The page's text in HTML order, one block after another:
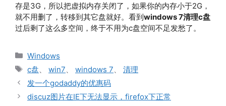
存是3G，所以把虚拟内存关闭了，如果你的内存小于2G，
就不用删了，转移到其它盘就好。看到windows 7清理c盘
过后剩了这么多空间，终于不用为c盘空间不足发愁了。
分
类
Windows
标
签
c盘 win7 windows 7
清理
发一个godaddy的优惠码
discuz图片在IE下无法显示，firefox下正常